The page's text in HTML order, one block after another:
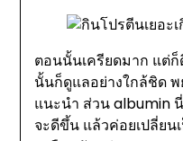
ตอนนั้นเครียดมาก แต่
นั้นก็ดูแลอย่างใกล้ชิด
แนะนำ ส่วน albumin
จะดีขึ้น แล้วค่อยเปลี่ยน